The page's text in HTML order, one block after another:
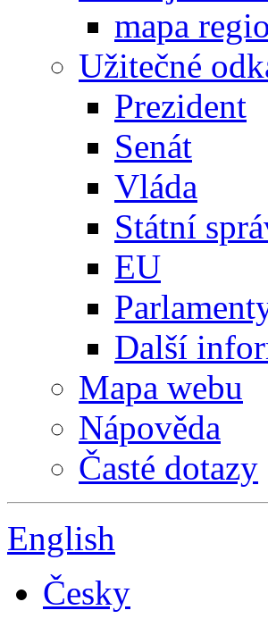
mapa
Užitečné
Prezident
Senát
Vláda
Státní
EU
Další
Mapa webu
Nápověda
Časté dotazy
English
Česky